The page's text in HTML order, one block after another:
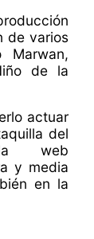
de varios
Marwan,
de la
actuar
del
web
y media
en la